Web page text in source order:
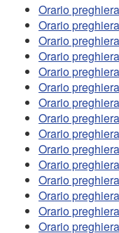
Orario
Orario
Orario
Orario
Orario
Orario
Orario
Orario
Orario
Orario
Orario
Orario
Orario
Orario
Orario